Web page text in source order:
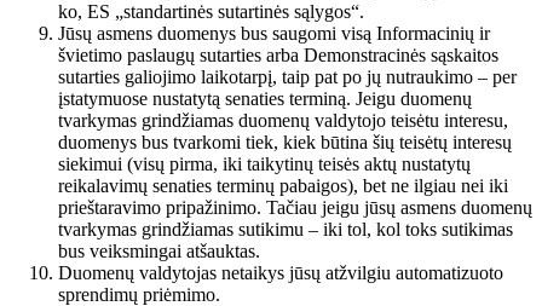
ko, ES „standartinės sutartinės sąlygos“.
Jūsų asmens duomenys bus saugomi visą Informacinių ir
švietimo paslaugų sutarties arba Demonstracinės sąskaitos
sutarties galiojimo laikotarpį, taip pat po jų nutraukimo – per
įstatymuose nustatytą senaties terminą. Jeigu duomenų
tvarkymas grindžiamas duomenų valdytojo teisėtu interesu,
duomenys bus tvarkomi tiek, kiek būtina šių teisėtų interesų
siekimui (visų pirma, iki taikytinų teisės aktų nustatytų
reikalavimų senaties terminų pabaigos), bet ne ilgiau nei iki
prieštaravimo pripažinimo. Tačiau jeigu jūsų asmens duomenų
tvarkymas grindžiamas sutikimu – iki tol, kol toks sutikimas
bus veiksmingai atšauktas.
Duomenų valdytojas netaikys jūsų atžvilgiu automatizuoto
sprendimų priėmimo.